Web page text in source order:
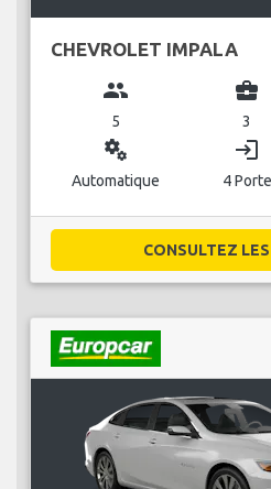
CHEVROLET IMPALA
group
5
business_center
3
miscellaneous_services
Automatique
login
4 Porte
CONSULTEZ